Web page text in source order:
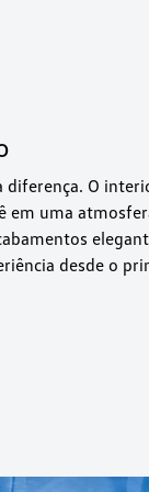
diferença. O
em uma
desde o